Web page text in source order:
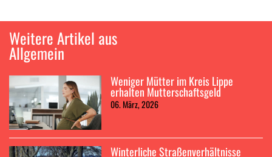
Weitere Artikel aus
Allgemein
Weniger Mütter im Kreis Lippe
erhalten Mutterschaftsgeld
06. März, 2026
Winterliche Straßenverhältnisse